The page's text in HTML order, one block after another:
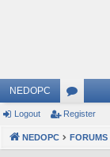
NEDOPC
or
u
Logout Register
NEDOPC FORUMS